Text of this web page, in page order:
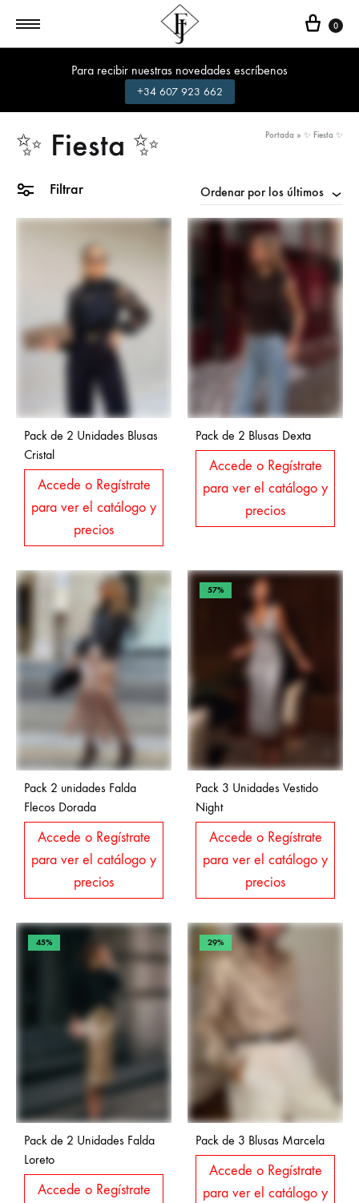
Para recibir nuestras novedades escríbenos
+34 607 923 662
Cesta
0
✨ Fiesta ✨ Portada » ✨ Fiesta ✨
Filtrar Ordenar por los últimos
Pack de 2 Unidades Blusas
Cristal
Accede o Regístrate
para ver el catálogo y
precios
Pack de 2 Blusas Dexta
Accede o Regístrate
para ver el catálogo y
precios
Pack 2 unidades Falda
Flecos Dorada
Accede o Regístrate
para ver el catálogo y
precios
57%
Pack 3 Unidades Vestido
Night
Accede o Regístrate
para ver el catálogo y
precios
45%
Pack de 2 Unidades Falda
Loreto
Accede o Regístrate
29%
Pack de 3 Blusas Marcela
Accede o Regístrate
para ver el catálogo y